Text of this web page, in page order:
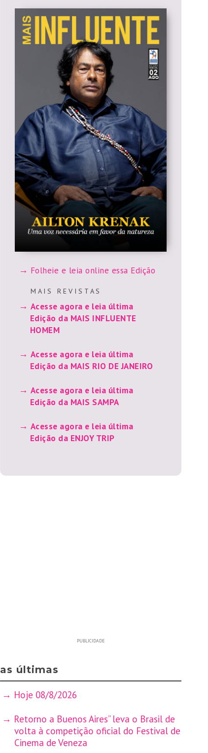
Folheie e leia online essa Edição
M A I S R E V I S T A S
Acesse agora e leia última
Edição da MAIS INFLUENTE
HOMEM
Acesse agora e leia última
Edição da MAIS RIO DE JANEIRO
Acesse agora e leia última
Edição da MAIS SAMPA
Acesse agora e leia última
Edição da ENJOY TRIP
PUBLICIDADE
as últimas
Hoje 08/8/2026
Retorno a Buenos Aires” leva o Brasil de
volta à competição oficial do Festival de
Cinema de Veneza